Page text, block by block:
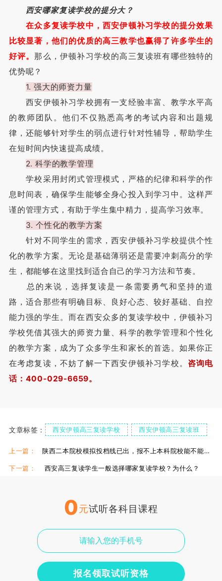
西安哪家复读学校的提分大？
在众多复读学校中，西安伊顿补习学校的提分效果
比较显著，他们的优质的高三教学也赢得了许多学生的
好评。那么，伊顿补习学校的高三复读班有哪些独特的
优势呢？
1. 强大的师资力量
西安伊顿补习学校拥有一支经验丰富、教学水平高
的教师团队。他们不仅熟悉高考的考试内容和出题规
律，还能够针对学生的弱点进行针对性辅导，帮助学生
在短时间内快速提高成绩。
2. 科学的教学管理
学校采用封闭式管理模式，严格的纪律和科学的作
息时间表，确保学生能够全身心投入到学习中。这样严
谨的管理方式，有助于学生集中精力，提高学习效率。
3. 个性化的教学方案
针对不同学生的需求，西安伊顿补习学校提供个性
化的教学方案。无论是基础薄弱还是需要冲刺高分的学
生，都能够在这里找到适合自己的学习方法和节奏。
总的来说，选择复读是一条需要勇气和坚持的道
路，适合那些有明确目标、良好心态、较好基础、自控
能力强的学生。而在西安众多的复读学校中，伊顿补习
学校凭借其强大的师资力量、科学的教学管理和个性化
的教学方案，成为了众多学生和家长的首选。如果你正
在考虑复读，不妨了解一下西安伊顿补习学校。 咨询电
话：400-029-6659。
文章标签： 西安伊顿高三复读学校 西安伊顿高三复读班
伊顿高三复读班优势
上一篇： 陕西二本院校模拟投档线已出，报不上本科院校能不能复读？
下一篇： 西安高三复读学生一般选择哪家复读学校？为什么？
0元试听各科目课程
报名领取试听资格